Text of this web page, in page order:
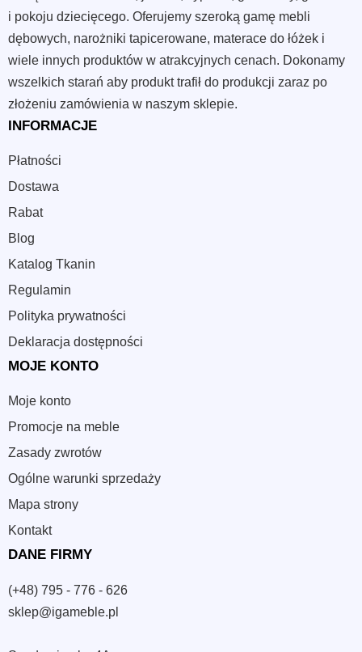
i pokoju dziecięcego. Oferujemy szeroką gamę mebli
dębowych, narożniki tapicerowane, materace do łóżek i
wiele innych produktów w atrakcyjnych cenach. Dokonamy
wszelkich starań aby produkt trafił do produkcji zaraz po
złożeniu zamówienia w naszym sklepie.
INFORMACJE
Płatności
Dostawa
Rabat
Blog
Katalog Tkanin
Regulamin
Polityka prywatności
Deklaracja dostępności
MOJE KONTO
Moje konto
Promocje na meble
Zasady zwrotów
Ogólne warunki sprzedaży
Mapa strony
Kontakt
DANE FIRMY
(+48) 795 - 776 - 626
sklep@igameble.pl